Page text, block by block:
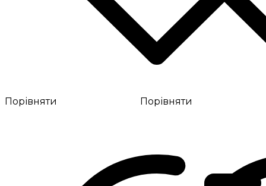
Порівняти Порівняти